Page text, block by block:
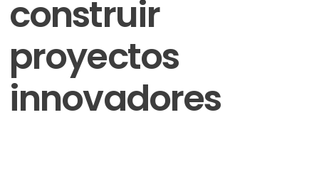
construir
proyectos
innovadores